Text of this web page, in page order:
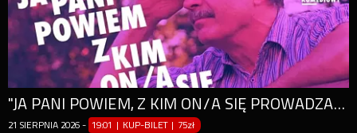
"JA PANI POWIEM, Z KIM ON/A SIĘ PROWADZA", CZYLI MONITORING OSIEDLOWY - SPEKTAKL IMPRO | NOWOŚĆ
21 SIERPNIA 2026 - 19:01 | KUP-BILET | 75zł